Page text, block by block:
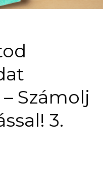
Számolj
3.